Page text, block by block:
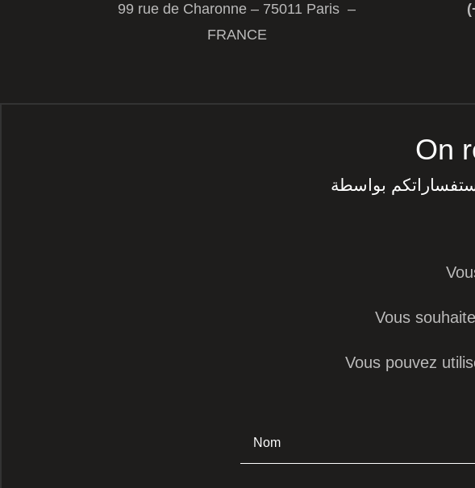
99 rue de Charonne – 75011 Paris –
FRANCE
On
بواسطة
Vous
Vous pouvez